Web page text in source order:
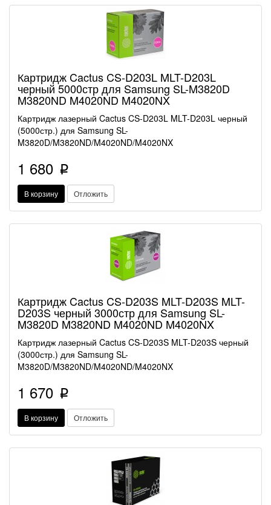
Картридж Cactus CS-D203L MLT-D203L
черный 5000стр для Samsung SL-M3820D
M3820ND M4020ND M4020NX
Картридж лазерный Cactus CS-D203L MLT-D203L черный
(5000стр.) для Samsung SL-
M3820D/M3820ND/M4020ND/M4020NX
1 680 p
В корзину Отложить
Картридж Cactus CS-D203S MLT-D203S MLT-
D203S черный 3000стр для Samsung SL-
M3820D M3820ND M4020ND M4020NX
Картридж лазерный Cactus CS-D203S MLT-D203S черный
(3000стр.) для Samsung SL-
M3820D/M3820ND/M4020ND/M4020NX
1 670 p
В корзину Отложить